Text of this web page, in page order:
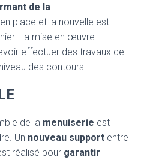
de la
place et la nouvelle est
La mise en œuvre
effectuer des travaux de
des contours.
de la menuiserie est
Un nouveau support entre
réalisé pour garantir